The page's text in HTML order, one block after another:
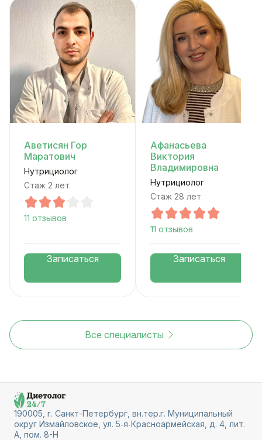
Аветисян Гор
Маратович
Нутрициолог
Стаж 2 лет
11 отзывов
Записаться
Афанасьева
Виктория
Владимировна
Нутрициолог
Стаж 28 лет
11 отзывов
Записаться
Все специалисты
190005, г. Санкт-Петербург, вн.тер.г. Муниципальный
округ Измайловское, ул. 5‑я‑Красноармейская, д. 4, лит.
А, пом. 8-Н